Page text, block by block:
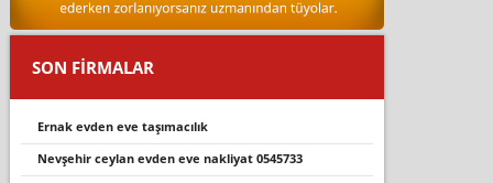
SON FİRMALAR
ernak evden eve taşimacilik
nevşehi̇r ceylan evden eve nakli̇yat 0545733